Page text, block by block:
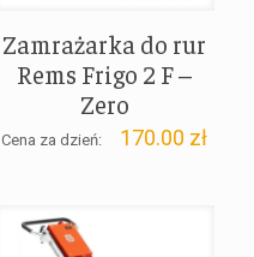
Zamrażarka do rur
Rems Frigo 2 F –
Zero
Cena za dzień: 170.00 zł